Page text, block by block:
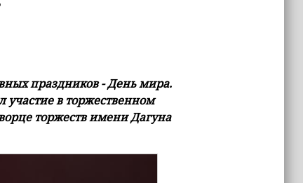
праздников - День мира.
в торжественном
торжеств имени Дагуна